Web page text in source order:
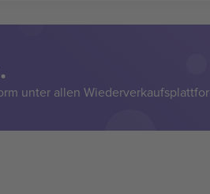
unter allen